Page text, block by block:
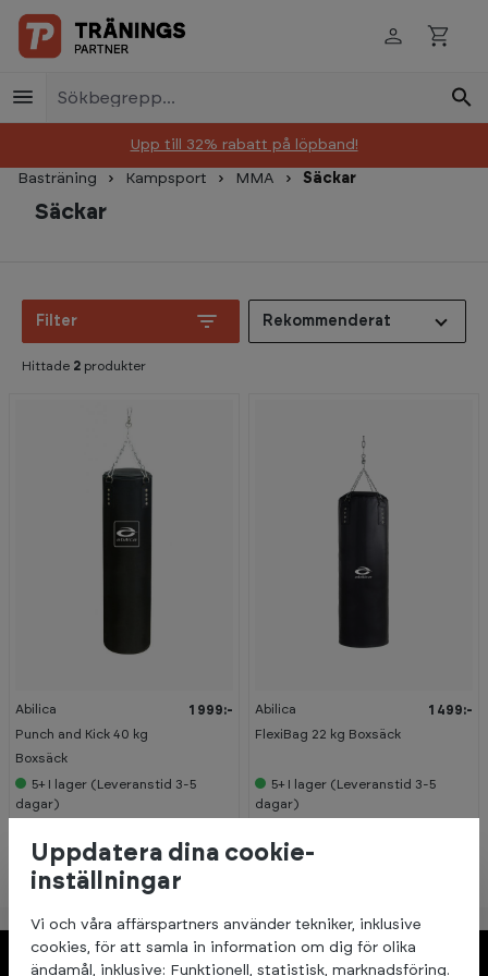
Skip to main content
Upp till 32% rabatt på löpband!
Basträning Kampsport MMA Säckar
Säckar
Filter Rekommenderat
Hittade 2 produkter
Abilica
Punch and Kick 40 kg
Boxsäck
1 999:-
5+ I lager (Leveranstid 3-5
dagar)
Abilica
FlexiBag 22 kg Boxsäck
1 499:-
5+ I lager (Leveranstid 3-5
dagar)
Om Träningspartner
Uppdatera dina cookie-
inställningar
Vi och våra affärspartners använder tekniker, inklusive
cookies, för att samla in information om dig för olika
ändamål, inklusive: Funktionell, statistisk, marknadsföring.